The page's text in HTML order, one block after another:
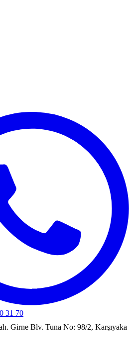
31 70
Girne Blv. Tuna No: 98/2, Karşıyaka